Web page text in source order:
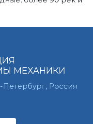
МЕХАНИКИ
Петербург, Россия